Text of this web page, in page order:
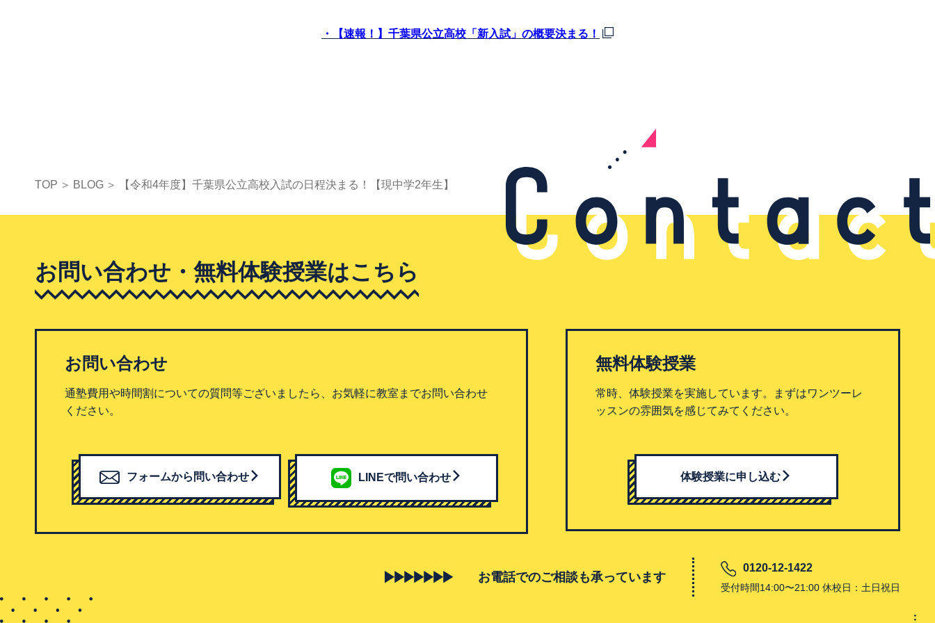
・【速報！】千葉県公立高校「新入試」の概要決まる！
TOP BLOG 【令和4年度】千葉県公立高校入試の日程決まる！【現中学2年生】
お問い合わせ・無料体験授業はこちら
お問い合わせ
通塾費用や時間割についての質問等ございましたら、お気軽に教室までお問い合わせ
ください。
フォームから問い合わせ LINEで問い合わせ
無料体験授業
常時、体験授業を実施しています。まずはワンツーレ
ッスンの雰囲気を感じてみてください。
体験授業に申し込む
お電話でのご相談も承っています
0120-12-1422
受付時間14:00〜21:00 休校日：土日祝日